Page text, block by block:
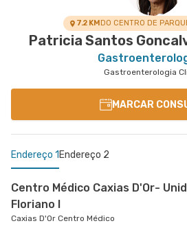
7.2 KMDO CENTRO DE
Patricia Santos
Gastroenterologia
MARCAR
Endereço 1 Endereço 2
Centro Médico Caxias D'Or-
Floriano I
Caxias D'Or Centro Médico